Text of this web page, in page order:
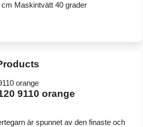
Maskintvätt 40 grader
9110 orange
är spunnet av den finaste och